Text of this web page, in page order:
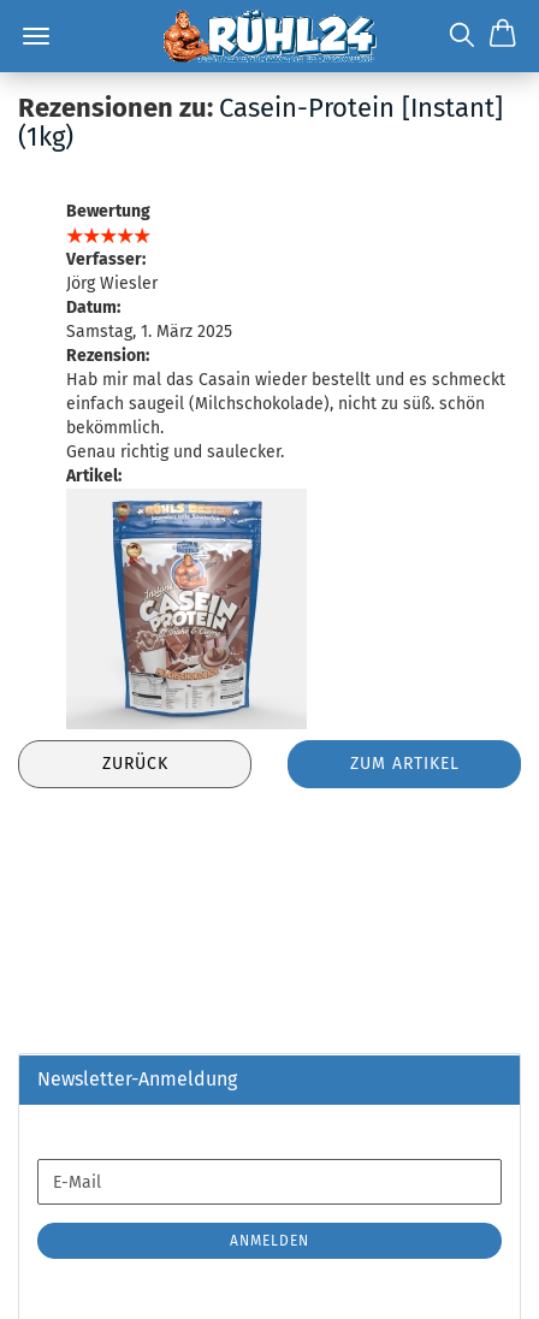
Rezensionen zu: Casein-Protein [Instant]
(1kg)
Bewertung
Verfasser:
Jörg Wiesler
Datum:
Samstag, 1. März 2025
Rezension:
Hab mir mal das Casain wieder bestellt und es schmeckt
einfach saugeil (Milchschokolade), nicht zu süß. schön
bekömmlich.
Genau richtig und saulecker.
Artikel:
ZURÜCK ZUM ARTIKEL
Newsletter-Anmeldung
ZUR
ANMELDUNG
E-
Mail
ANMELDEN